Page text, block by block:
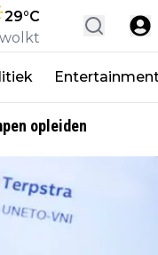
29°C
opleiden